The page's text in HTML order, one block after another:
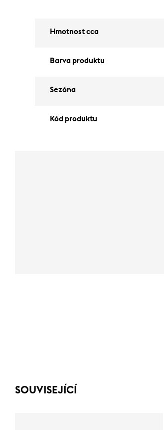
Hmotnost cca
Barva produktu
Sezóna
Kód produktu
SOUVISEJÍCÍ